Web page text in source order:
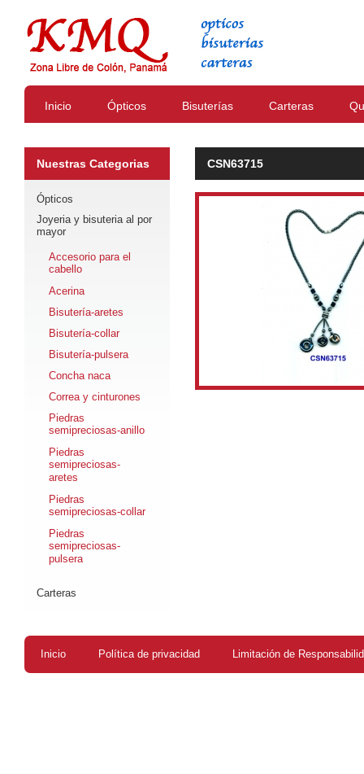
Inicio Ópticos Bisuterías Carteras
Nuestras Categorias
Ópticos
Joyeria y bisuteria al por
mayor
Accesorio para el
cabello
Acerina
Bisutería-aretes
Bisutería-collar
Bisutería-pulsera
Concha naca
Correa y cinturones
Piedras
semipreciosas-anillo
Piedras
semipreciosas-
aretes
Piedras
semipreciosas-collar
Piedras
semipreciosas-
pulsera
Carteras
CSN63715
Inicio Política de privacidad Limitación de